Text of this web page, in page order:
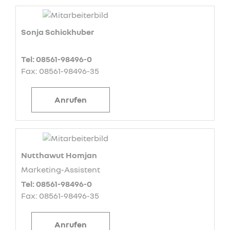
Sonja Schickhuber
Tel: 08561-98496-0
Fax: 08561-98496-35
Anrufen
Nutthawut Homjan
Marketing-Assistent
Tel: 08561-98496-0
Fax: 08561-98496-35
Anrufen